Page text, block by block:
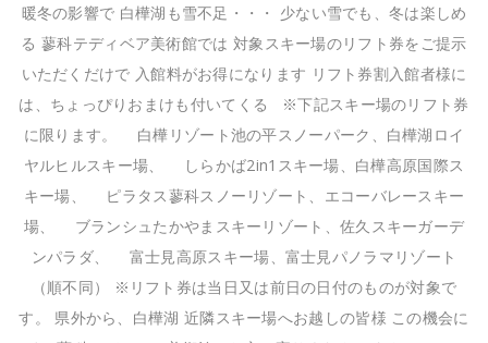
暖冬の影響で 白樺湖も雪不足・・・ 少ない雪でも、冬は楽しめ
る 蓼科テディベア美術館では 対象スキー場のリフト券をご提示
いただくだけで 入館料がお得になります リフト券割入館者様に
は、ちょっぴりおまけも付いてくる ※下記スキー場のリフト券
に限ります。 白樺リゾート池の平スノーパーク、白樺湖ロイ
ヤルヒルスキー場、 しらかば2in1スキー場、白樺高原国際ス
キー場、 ピラタス蓼科スノーリゾート、エコーバレースキー
場、 ブランシュたかやまスキーリゾート、佐久スキーガーデ
ンパラダ、 富士見高原スキー場、富士見パノラマリゾート
（順不同） ※リフト券は当日又は前日の日付のものが対象で
す。 県外から、白樺湖 近隣スキー場へお越しの皆様 この機会に